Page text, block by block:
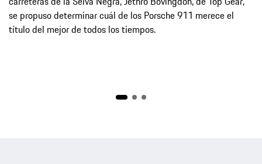
se propuso determinar cuál de los Porsche 911 merece el
título del mejor de todos los tiempos.